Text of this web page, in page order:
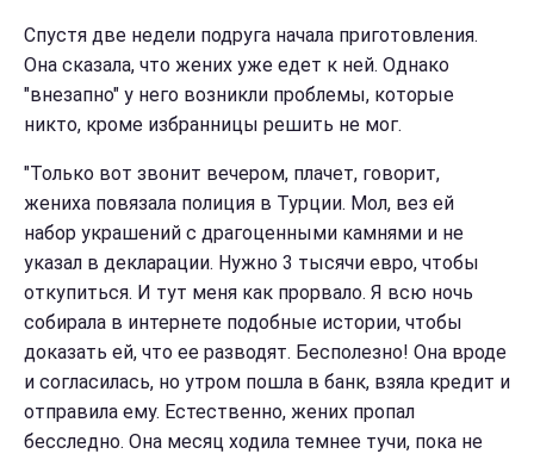
Спустя две недели подруга начала приготовления.
Она сказала, что жених уже едет к ней. Однако
"внезапно" у него возникли проблемы, которые
никто, кроме избранницы решить не мог.
"Только вот звонит вечером, плачет, говорит,
жениха повязала полиция в Турции. Мол, вез ей
набор украшений с драгоценными камнями и не
указал в декларации. Нужно 3 тысячи евро, чтобы
откупиться. И тут меня как прорвало. Я всю ночь
собирала в интернете подобные истории, чтобы
доказать ей, что ее разводят. Бесполезно! Она вроде
и согласилась, но утром пошла в банк, взяла кредит и
отправила ему. Естественно, жених пропал
бесследно. Она месяц ходила темнее тучи, пока не